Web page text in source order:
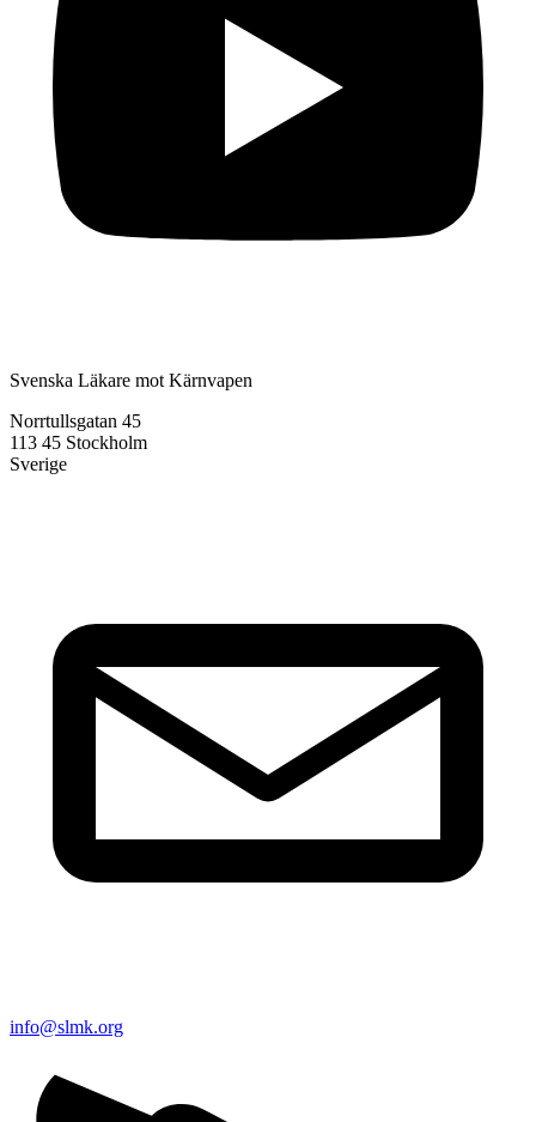
Svenska Läkare mot Kärnvapen
Norrtullsgatan 45
113 45 Stockholm
Sverige
info@slmk.org